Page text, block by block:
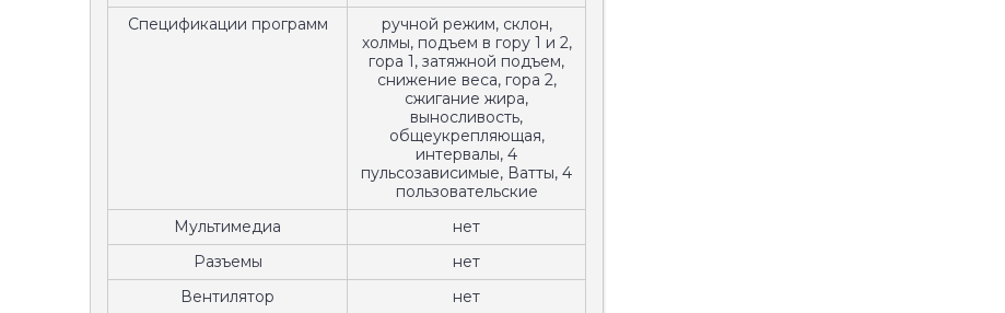
Спецификации программ
ручной режим, склон,
холмы, подъем в гору 1 и 2,
гора 1, затяжной подъем,
снижение веса, гора 2,
сжигание жира,
выносливость,
общеукрепляющая,
интервалы, 4
пульсозависимые, Ватты, 4
пользовательские
Мультимедиа
нет
Разъемы
нет
Вентилятор
нет